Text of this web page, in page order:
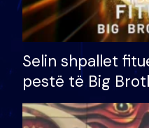
Selin shpallet
pestë të Big
çmimin e madh